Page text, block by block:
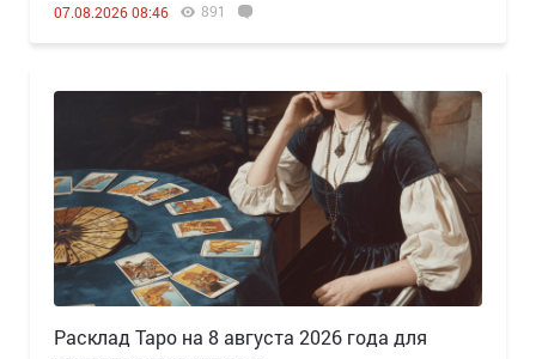
07.08.2026 08:46 891
Расклад Таро на 8 августа 2026 года для